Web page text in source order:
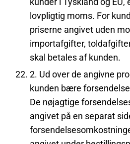
lovpligtig moms. For
priserne angivet uden
importafgifter,
skal betales af kunden.
2. Ud over de angivne
kunden bære
De nøjagtige
angivet på en separat